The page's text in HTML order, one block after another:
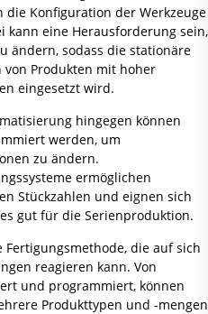
Konfiguration der Werkzeuge
kann eine Herausforderung sein,
ändern, sodass die stationäre
Produkten mit hoher
eingesetzt wird.
hingegen können
werden, um
zu ändern.
ermöglichen
Stückzahlen und eignen sich
gut für die Serienproduktion.
die auf sich
reagieren kann. Von
und programmiert, können
Produkttypen und -mengen